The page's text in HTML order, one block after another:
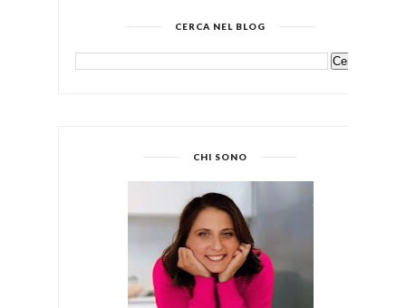
CERCA NEL BLOG
CHI SONO